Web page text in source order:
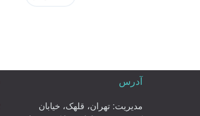
آدرس
مدیریت: تهران، قلهک، خیابان